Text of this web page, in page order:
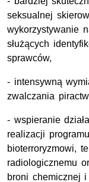
seksualnej
wykorzystywanie
służących
sprawców,
- intensywną
zwalczania
- wspieranie
realizacji
bioterroryzmowi,
radiologicznemu
broni chemicznej i